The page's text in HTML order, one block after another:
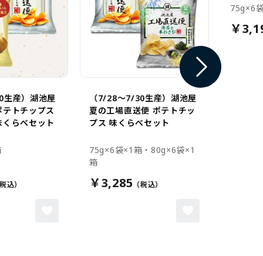
産）湖池屋
トチップス
らべセット
（7/28～7/30生産）湖池屋
夏の工場直送便 ポテトチッ
プス 味くらべセット
75g×6袋×1箱・80g×6袋×1
箱
￥3,285
75g×6
￥